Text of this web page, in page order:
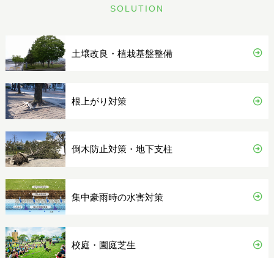
SOLUTION
土壌改良・植栽基盤整備
根上がり対策
倒木防止対策・地下支柱
集中豪雨時の水害対策
校庭・園庭芝生